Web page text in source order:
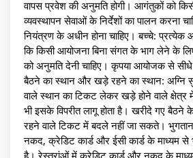
वापस प्रवेश की अनुमति होगी। आगंतुकों को
व्यवस्थापन सेवाओं के निर्देशों का पालन करना
नियंत्रण के अधीन होना चाहिए। बच्चे: प्रत्येक
कि किसी आयोजना बिना संगत के भाग लेने के
को अनुमति देनी चाहिए। कृपया आयोजक से सीधे
बैठने का स्थान और खड़े रहने का स्थान: अग्नि
वाले स्थान का टिकट लेकर खड़े होने वाले क्षेत्र
भी इसके विपरीत लागू होता है। खरीदे गए
रहने वाले टिकट में बदले नहीं जा सकते।
नकद, क्रेडिट कार्ड और ईसी कार्ड के माध्यम से